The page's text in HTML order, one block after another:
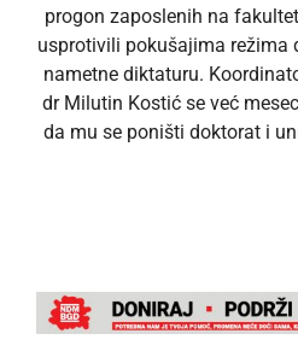
progon zaposlenih na
usprotivili pokušajima režima
nametne diktaturu.
dr Milutin Kostić se već
da mu se poništi doktorat i